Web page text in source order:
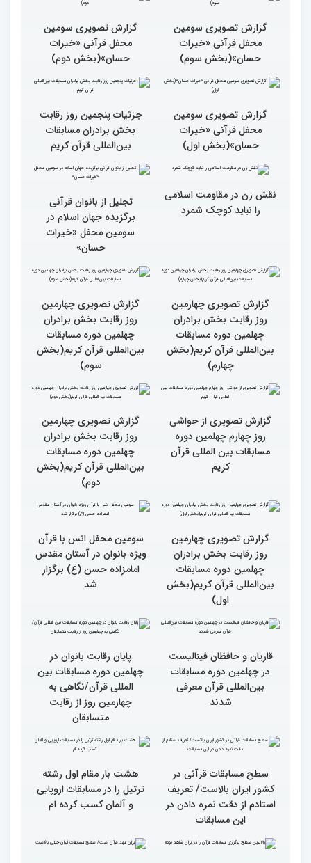
پنجم چهلمین دوره مسابقات
بین المللی قرآن کریم
قرآنی جهان متعلق به قاریان
ایران است
گزارش تصویری سومین
محفل قرآنی «خیرات
حسان»(بخش سوم)
گزارش تصویری سومین
محفل قرآنی «خیرات
حسان»(بخش دوم)
گزارش تصویری سومین
حسان»(بخش اول)
جزئیات پنجمین روز رقابت
بخش برادران مسابقات
بین‌المللی قرآن کریم
تجلیل از بانوان قرآنی
برگزیده جهان اسلام در
سومین محفل «خیرات
حسان»
گزارش تصویری چهارمین
روز رقابت بخش برادران
چهلمین دوره مسابقات
بین‌المللی قرآن کریم(بخش
چهارم)
گزارش تصویری چهارمین
روز رقابت بخش برادران
چهلمین دوره مسابقات
بین‌المللی قرآن کریم(بخش
سوم)
گزارش تصویری از حواشی
مسابقات بین المللی قرآن
کریم
گزارش تصویری چهارمین
روز رقابت بخش برادران
چهلمین دوره مسابقات
بین‌المللی قرآن کریم(بخش
دوم)
گزارش تصویری چهارمین
روز رقابت بخش برادران
چهلمین دوره مسابقات
بین‌المللی قرآن کریم(بخش
اول)
سومین محفل انس با قرآن
امامزاده حسن (ع) برگزار
شد
قاریان و حافظان فینالیست‌
بین‌المللی قرآن معرفی
شدند
پایان رقابت بانوان در
چهلمین دوره مسابقات بین
المللی قرآن/نگاهی به
چهارمین روز از رقابت
متسابقان
سطح مسابقات قرآنی در
کشور ایران بالاست/ تعریف
ترتیل را در مسابقات اروپایی